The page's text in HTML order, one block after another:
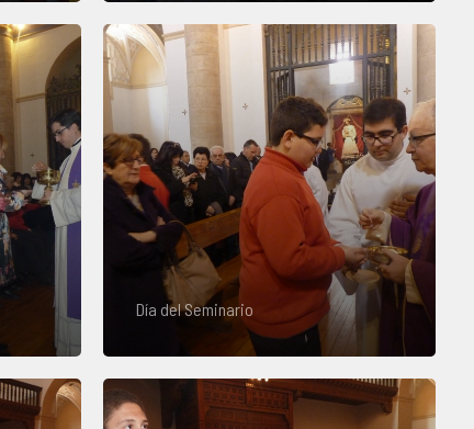
Día del Seminario